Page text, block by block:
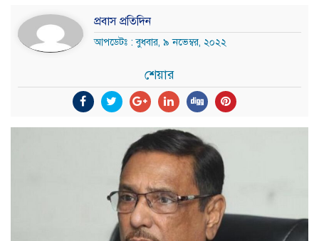
প্রবাস প্রতিদিন
আপডেটঃ : বুধবার, ৯ নভেম্বর, ২০২২
শেয়ার